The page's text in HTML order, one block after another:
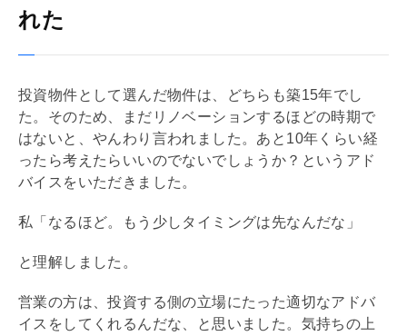
れた
投資物件として選んだ物件は、どちらも築15年でし
た。そのため、まだ リノベーションするほどの時期で
はないと、やんわり言われました。あと10年くらい経
ったら考えたらいいのでないでしょうか？というアド
バイスをいただきました。
私「なるほど。もう少しタイミングは先なんだな」
と理解しました。
営業の方は、投資する側の立場にたった適切なアドバ
イスをしてくれるんだな、と思いました。気持ちの上